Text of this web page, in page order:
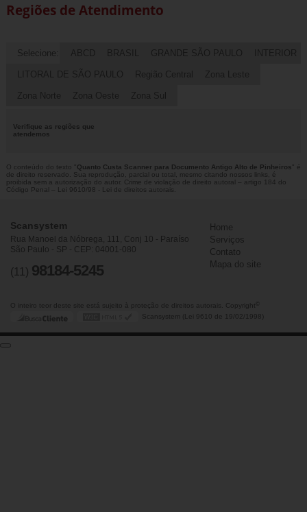
Regiões de Atendimento
Selecione: ABCD BRASIL GRANDE SÃO PAULO INTERIOR
LITORAL DE SÃO PAULO Região Central Zona Leste
Zona Norte Zona Oeste Zona Sul
Verifique as regiões que
atendemos
O conteúdo do texto " Quanto Custa Scanner para Documento Antigo Alto de Pinheiros " é
de direito reservado. Sua reprodução, parcial ou total, mesmo citando nossos links, é
proibida sem a autorização do autor. Crime de violação de direito autoral – artigo 184 do
Código Penal –
Lei 9610/98 - Lei de direitos autorais .
Scansystem
Rua Manoel da Nóbrega, 111, Conj 10 - Paraíso
São Paulo - SP - CEP: 04001-080
(11) 98184-5245
Home
Serviços
Contato
Mapa do site
O inteiro teor deste site está sujeito à proteção de direitos autorais. Copyright
Scansystem (Lei 9610 de 19/02/1998)